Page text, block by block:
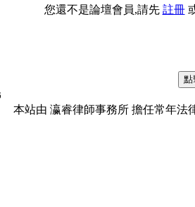
您還不是論壇會員,請先 註冊
本站由 瀛睿律師事務所 擔任常年法